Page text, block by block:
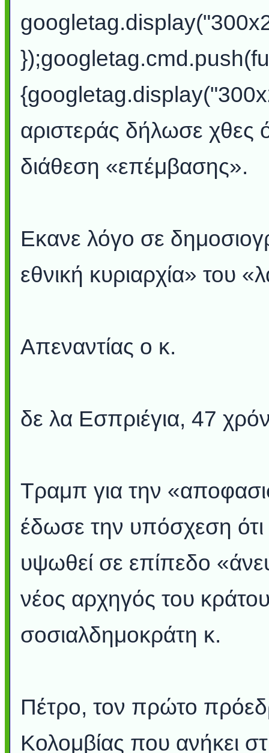
αριστεράς δήλωσε χθες
διάθεση «επέμβασης».
Εκανε λόγο σε
εθνική κυριαρχία» του
Απεναντίας ο κ.
δε λα Εσπριέγια, 47
Τραμπ για την
έδωσε την υπόσχεση
υψωθεί σε επίπεδο
νέος αρχηγός του
σοσιαλδημοκράτη κ.
Πέτρο, τον πρώτο
Κολομβίας που ανήκει